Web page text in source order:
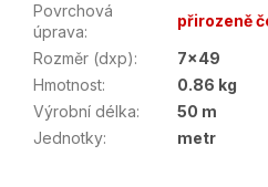
Povrchová
úprava:
přirozeně
Rozměr (dxp):
7x49
Hmotnost:
0.86 kg
Výrobní délka:
50 m
Jednotky: metr